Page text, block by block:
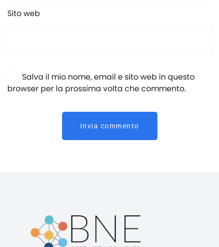
Sito web
Salva il mio nome, email e sito web in questo
browser per la prossima volta che commento.